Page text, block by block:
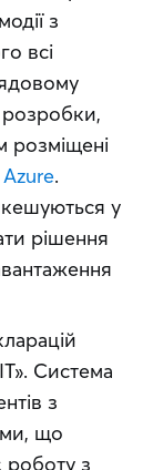
з
всі
розміщені
.
кешуються у
рішення
Система
з
що
з